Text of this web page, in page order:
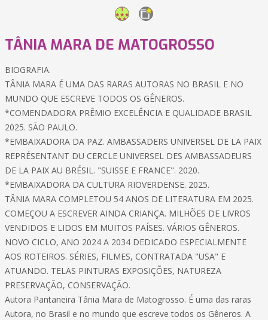
TÂNIA MARA DE MATOGROSSO
BIOGRAFIA.
TÂNIA MARA É UMA DAS RARAS AUTORAS NO BRASIL E NO
MUNDO QUE ESCREVE TODOS OS GÊNEROS.
*COMENDADORA PRÊMIO EXCELÊNCIA E QUALIDADE BRASIL
2025. SÃO PAULO.
*EMBAIXADORA DA PAZ. AMBASSADERS UNIVERSEL DE LA PAIX
REPRÉSENTANT DU CERCLE UNIVERSEL DES AMBASSADEURS
DE LA PAIX AU BRÉSIL. "SUISSE E FRANCE". 2020.
*EMBAIXADORA DA CULTURA RIOVERDENSE. 2025.
TÂNIA MARA COMPLETOU 54 ANOS DE LITERATURA EM 2025.
COMEÇOU A ESCREVER AINDA CRIANÇA. MILHÕES DE LIVROS
VENDIDOS E LIDOS EM MUITOS PAÍSES. VÁRIOS GÊNEROS.
NOVO CICLO, ANO 2024 A 2034 DEDICADO ESPECIALMENTE
AOS ROTEIROS. SÉRIES, FILMES, CONTRATADA "USA" E
ATUANDO. TELAS PINTURAS EXPOSIÇÕES, NATUREZA
PRESERVAÇÃO, CONSERVAÇÃO.
Autora Pantaneira Tânia Mara de Matogrosso. É uma das raras
Autora, no Brasil e no mundo que escreve todos os Gêneros. A